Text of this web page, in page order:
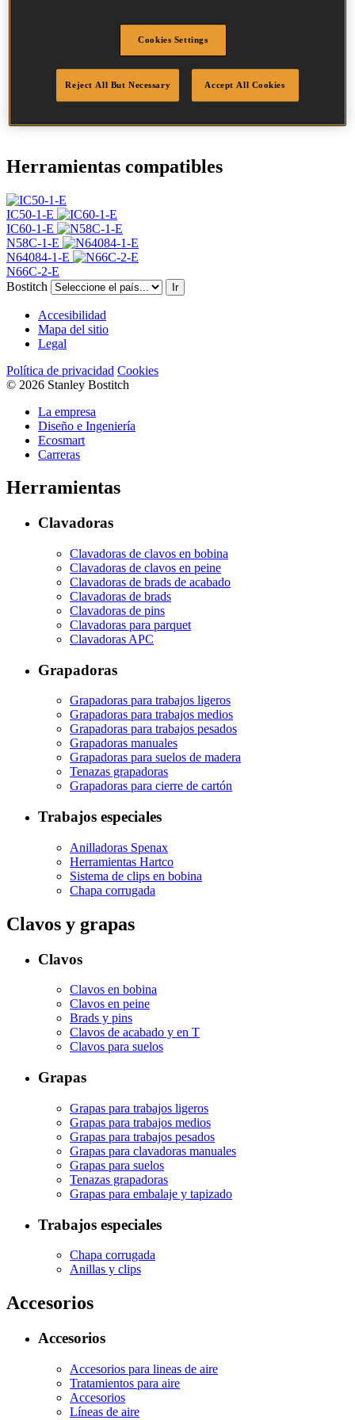
Acabado
Con brillo
Cantidad por
caja
28000
Herramientas compatibles
IC50-1-E
IC60-1-E
N58C-1-E
N64084-1-E
N66C-2-E
Bostitch
Ir
Accesibilidad
Mapa del sitio
Legal
Política de privacidad Cookies
© 2026 Stanley Bostitch
La empresa
Diseño e Ingeniería
Ecosmart
Carreras
Herramientas
Clavadoras
Clavadoras de clavos en bobina
Clavadoras de clavos en peine
Clavadoras de brads de acabado
Clavadoras de brads
Clavadoras de pins
Clavadoras para parquet
Clavadoras APC
Grapadoras
Grapadoras para trabajos ligeros
Grapadoras para trabajos medios
Grapadoras para trabajos pesados
Grapadoras manuales
Grapadoras para suelos de madera
Tenazas grapadoras
Grapadoras para cierre de cartón
Trabajos especiales
Anilladoras Spenax
Herramientas Hartco
Sistema de clips en bobina
Chapa corrugada
Clavos y grapas
Clavos
Clavos en bobina
Clavos en peine
Brads y pins
Clavos de acabado y en T
Clavos para suelos
Grapas
Grapas para trabajos ligeros
Grapas para trabajos medios
Grapas para trabajos pesados
Grapas para clavadoras manuales
Grapas para suelos
Tenazas grapadoras
Grapas para embalaje y tapizado
Trabajos especiales
Chapa corrugada
Anillas y clips
Accesorios
Accesorios
Accesorios para lineas de aire
Tratamientos para aire
Accesorios
Líneas de aire
Cookies Settings
Reject All But Necessary Accept All Cookies